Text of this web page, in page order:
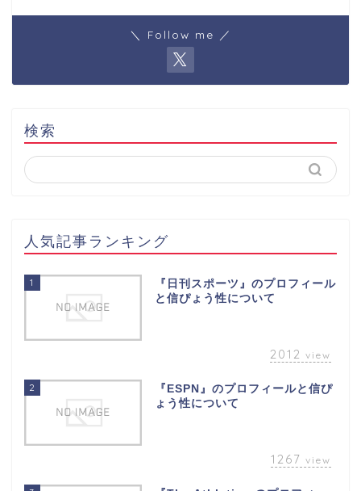
＼ Follow me ／
検索
人気記事ランキング
1
『日刊スポーツ』のプロフィール
と信ぴょう性について
2012 view
2
『ESPN』のプロフィールと信ぴ
ょう性について
1267 view